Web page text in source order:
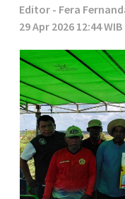
Editor - Fera
29 Apr 2026 12:44 WIB